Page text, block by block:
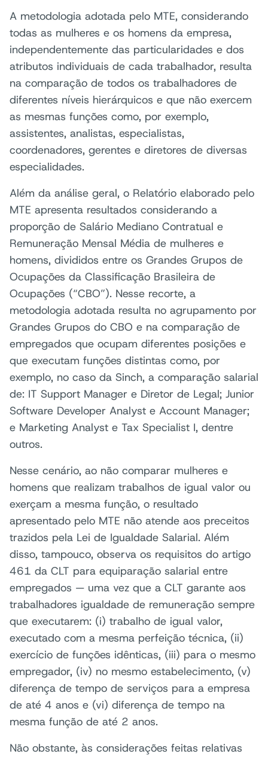
A metodologia adotada pelo MTE, considerando
todas as mulheres e os homens da empresa,
independentemente das particularidades e dos
atributos individuais de cada trabalhador, resulta
na comparação de todos os trabalhadores de
diferentes níveis hierárquicos e que não exercem
as mesmas funções como, por exemplo,
assistentes, analistas, especialistas,
coordenadores, gerentes e diretores de diversas
especialidades.
Além da análise geral, o Relatório elaborado pelo
MTE apresenta resultados considerando a
proporção de Salário Mediano Contratual e
Remuneração Mensal Média de mulheres e
homens, divididos entre os Grandes Grupos de
Ocupações da Classificação Brasileira de
Ocupações (“CBO”). Nesse recorte, a
metodologia adotada resulta no agrupamento por
Grandes Grupos do CBO e na comparação de
empregados que ocupam diferentes posições e
que executam funções distintas como, por
exemplo, no caso da Sinch, a comparação salarial
de: IT Support Manager e Diretor de Legal; Junior
Software Developer Analyst e Account Manager;
e Marketing Analyst e Tax Specialist I, dentre
outros.
Nesse cenário, ao não comparar mulheres e
homens que realizam trabalhos de igual valor ou
exerçam a mesma função, o resultado
apresentado pelo MTE não atende aos preceitos
trazidos pela Lei de Igualdade Salarial. Além
disso, tampouco, observa os requisitos do artigo
461 da CLT para equiparação salarial entre
empregados — uma vez que a CLT garante aos
trabalhadores igualdade de remuneração sempre
que executarem: (i) trabalho de igual valor,
executado com a mesma perfeição técnica, (ii)
exercício de funções idênticas, (iii) para o mesmo
empregador, (iv) no mesmo estabelecimento, (v)
diferença de tempo de serviços para a empresa
de até 4 anos e (vi) diferença de tempo na
mesma função de até 2 anos.
Não obstante, às considerações feitas relativas